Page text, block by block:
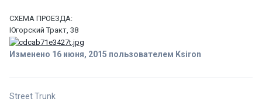
СХЕМА ПРОЕЗДА:
Югорский Тракт, 38
Изменено 16 июня, 2015 пользователем Ksiron
Street Trunk